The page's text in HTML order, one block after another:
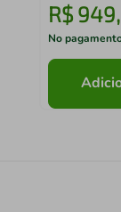
R$ 949,
No